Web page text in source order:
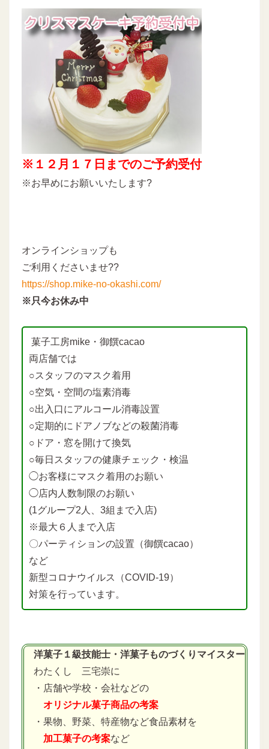
※１２月１７日までのご予約受付
※お早めにお願いいたします?
オンラインショップも
ご利用くださいませ??
https://shop.mike-no-okashi.com/
※只今お休み中
菓子工房mike・御饌cacao
両店舗では
○スタッフのマスク着用
○空気・空間の塩素消毒
○出入口にアルコール消毒設置
○定期的にドアノブなどの殺菌消毒
○ドア・窓を開けて換気
○毎日スタッフの健康チェック・検温
◯お客様にマスク着用のお願い
◯店内人数制限のお願い
(1グループ2人、3組まで入店)
※最大６人まで入店
〇パーティションの設置（御饌cacao）
など
新型コロナウイルス（COVID-19）
対策を行っています。
洋菓子１級技能士・洋菓子ものづくりマイスター
わたくし 三宅崇に
・店舗や学校・会社などの
オリジナル菓子商品の考案
・果物、野菜、特産物など食品素材を
加工菓子の考案など